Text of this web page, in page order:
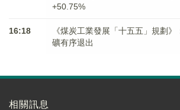
+50.75%
16:18
《煤炭工業發展「十五五」規劃
礦有序退出
相關訊息